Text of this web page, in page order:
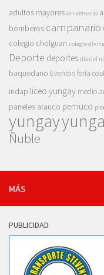
adultos mayores aniversario
bomberos campanario
colegio cholguan colegio
Deporte deportes dia del
baquedano Eventosferia
indap liceo yungay medio
paneles arauco pemuco
yungay
Ñuble
MÁS
PUBLICIDAD